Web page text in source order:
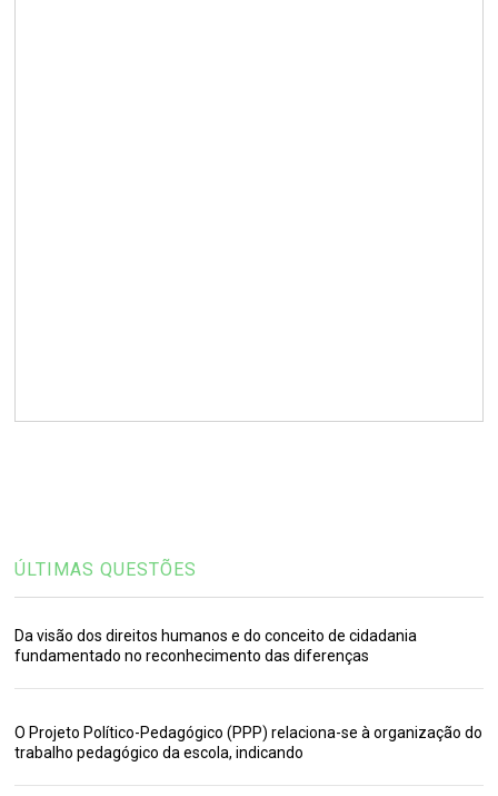
ÚLTIMAS QUESTÕES
Da visão dos direitos humanos e do conceito de cidadania
fundamentado no reconhecimento das diferenças
O Projeto Político-Pedagógico (PPP) relaciona-se à organização do
trabalho pedagógico da escola, indicando